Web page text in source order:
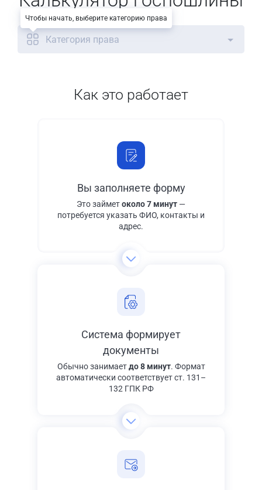
Категория права
Как это работает
Вы заполняете форму
Это займетоколо 7 минут —
потребуется указать ФИО, контакты и
адрес.
Система формирует
документы
Обычно занимаетдо 8 минут. Формат
автоматически соответствует ст. 131–
132 ГПК РФ
Чтобы начать, выберите категорию права